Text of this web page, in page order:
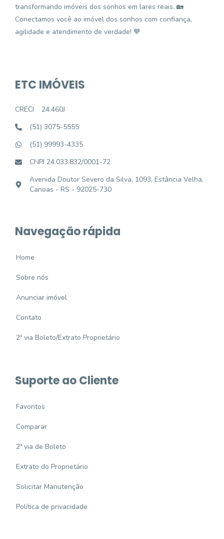
transformando imóveis dos sonhos em lares reais. 🏡
Conectamos você ao imóvel dos sonhos com confiança,
agilidade e atendimento de verdade! 💙
ETC IMÓVEIS
CRECI
24.460J
(51) 3075-5555
(51) 99993-4335
CNPJ 24.033.832/0001-72
Avenida Doutor Severo da Silva, 1093, Estância Velha,
Canoas - RS - 92025-730
Navegação rápida
Home
Sobre nós
Anunciar imóvel
Contato
2ª via Boleto/Extrato Proprietário
Suporte ao Cliente
Favoritos
Comparar
2ª via de Boleto
Extrato do Proprietário
Solicitar Manutenção
Política de privacidade